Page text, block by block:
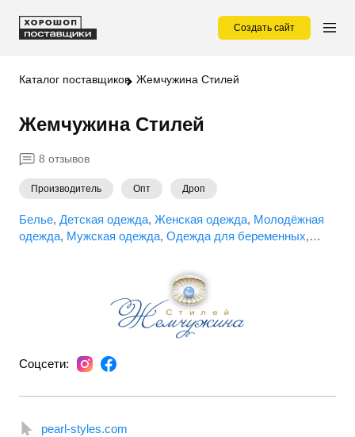
Создать сайт
Каталог поставщиков Жемчужина Стилей
Жемчужина Стилей
8 отзывов
Производитель Опт Дроп
Белье Детская одежда Женская одежда Молодёжная
одежда Мужская одежда Одежда для беременных
Соцсети:
pearl-styles.com